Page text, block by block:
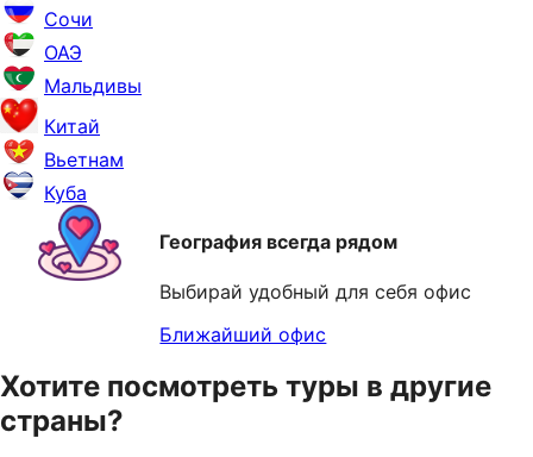
Сочи
ОАЭ
Мальдивы
Китай
Вьетнам
Куба
География всегда рядом
Выбирай удобный для себя офис
Ближайший офис
Хотите посмотреть туры в другие
страны?